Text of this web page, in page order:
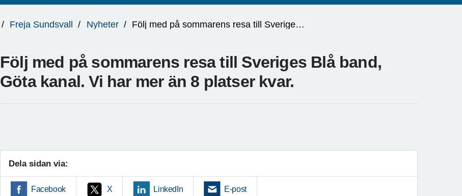
Freja Sundsvall Nyheter Följ med på sommarens resa till Sveriges Blå band, Göta kanal. Vi har mer än 8 platser kvar.
Följ med på sommarens resa till Sveriges Blå band,
Göta kanal. Vi har mer än 8 platser kvar.
Dela sidan via:
Facebook X LinkedIn E-post